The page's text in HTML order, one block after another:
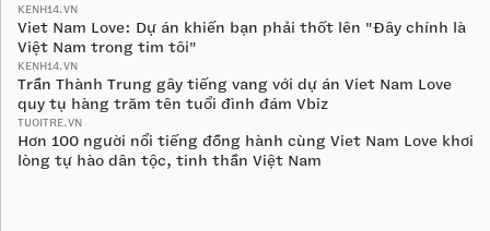
KENH14.VN
Viet Nam Love: Dự án khiến bạn phải thốt lên "Đây chính là
Việt Nam trong tim tôi"
KENH14.VN
Trần Thành Trung gây tiếng vang với dự án Viet Nam Love
quy tụ hàng trăm tên tuổi đình đám Vbiz
TUOITRE.VN
Hơn 100 người nổi tiếng đồng hành cùng Viet Nam Love khơi
lòng tự hào dân tộc, tinh thần Việt Nam